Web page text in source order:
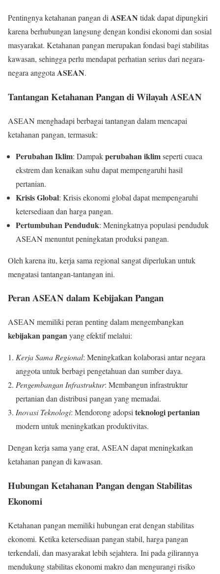
Pentingnya ketahanan pangan di ASEAN tidak dapat dipungkiri
karena berhubungan langsung dengan kondisi ekonomi dan sosial
masyarakat. Ketahanan pangan merupakan fondasi bagi stabilitas
kawasan, sehingga perlu mendapat perhatian serius dari negara-
negara anggota ASEAN.
Tantangan Ketahanan Pangan di Wilayah ASEAN
ASEAN menghadapi berbagai tantangan dalam mencapai
ketahanan pangan, termasuk:
Perubahan Iklim: Dampakperubahan iklimseperti cuaca
ekstrem dan kenaikan suhu dapat mempengaruhi hasil
pertanian.
Krisis Global: Krisis ekonomi global dapat mempengaruhi
ketersediaan dan harga pangan.
Pertumbuhan Penduduk: Meningkatnya populasi penduduk
ASEAN menuntut peningkatan produksi pangan.
Oleh karena itu, kerja sama regional sangat diperlukan untuk
mengatasi tantangan-tantangan ini.
Peran ASEAN dalam Kebijakan Pangan
ASEAN memiliki peran penting dalam mengembangkan
kebijakan panganyang efektif melalui:
Kerja Sama Regional: Meningkatkan kolaborasi antar negara
anggota untuk berbagi pengetahuan dan sumber daya.
Pengembangan Infrastruktur: Membangun infrastruktur
pertanian dan distribusi pangan yang memadai.
Inovasi Teknologi: Mendorong adopsi teknologi pertanian
modern untuk meningkatkan produktivitas.
Dengan kerja sama yang erat, ASEAN dapat meningkatkan
ketahanan pangan di kawasan.
Hubungan Ketahanan Pangan dengan Stabilitas
Ekonomi
Ketahanan pangan memiliki hubungan erat dengan stabilitas
ekonomi. Ketika ketersediaan pangan stabil, harga pangan
terkendali, dan masyarakat lebih sejahtera. Ini pada gilirannya
mendukung stabilitas ekonomi makro dan mengurangi risiko